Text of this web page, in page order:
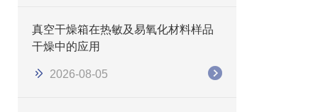
真空干燥箱在热敏及易氧化材料样品
干燥中的应用
2026-08-05